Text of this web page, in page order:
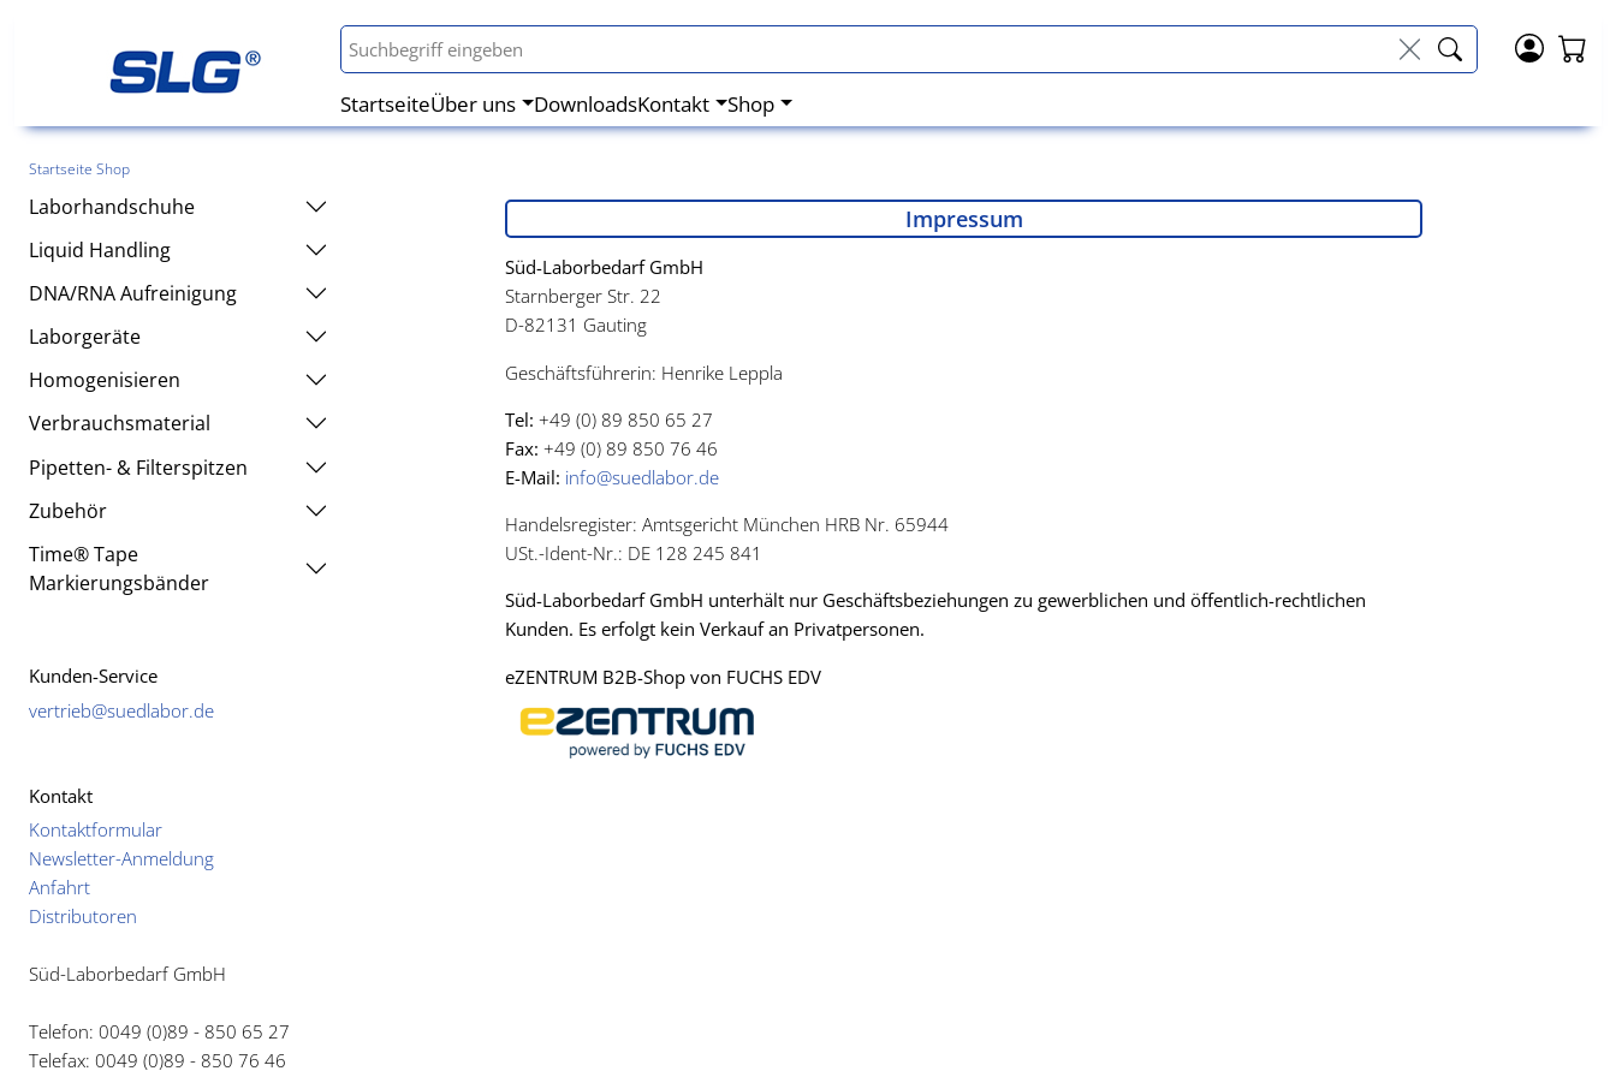
StartseiteÜber uns DownloadsKontakt Shop
Startseite Shop
Laborhandschuhe
Liquid Handling
DNA/RNA Aufreinigung
Laborgeräte
Homogenisieren
Verbrauchsmaterial
Pipetten- & Filterspitzen
Zubehör
Time® Tape
Markierungsbänder
Kunden-Service
vertrieb@suedlabor.de
Kontakt
Kontaktformular
Newsletter-Anmeldung
Anfahrt
Distributoren
Süd-Laborbedarf GmbH
Telefon: 0049 (0)89 - 850 65 27
Telefax: 0049 (0)89 - 850 76 46
Impressum
Süd-Laborbedarf GmbH
Starnberger Str. 22
D-82131 Gauting
Geschäftsführerin: Henrike Leppla
Tel: +49 (0) 89 850 65 27
Fax: +49 (0) 89 850 76 46
E-Mail: info@suedlabor.de
Handelsregister: Amtsgericht München HRB Nr. 65944
USt.-Ident-Nr.: DE 128 245 841
Süd-Laborbedarf GmbH unterhält nur Geschäftsbeziehungen zu gewerblichen und öffentlich-rechtlichen
Kunden. Es erfolgt kein Verkauf an Privatpersonen.
eZENTRUM B2B-Shop von FUCHS EDV